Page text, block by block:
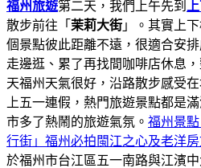
福州旅遊第二天，我們上午先到
散步前往「 茉莉大街 」。其實上
個景點彼此距離不遠，很適合安
走邊逛、累了再找間咖啡店休息
天福州天氣很好，沿路散步感受
上五一連假，熱門旅遊景點都是
市多了熱鬧的旅遊氣氛。 福州景
行街」福州必拍閩江之心及老洋房
於福州市台江區五一南路與江濱